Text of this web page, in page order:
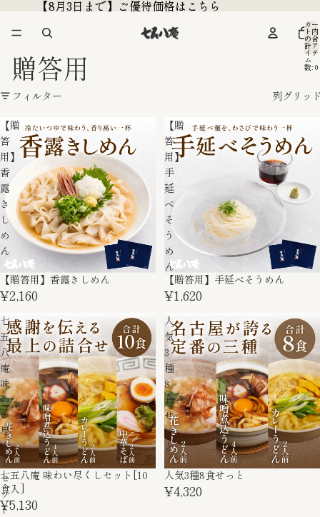
【8月3日まで】ご優待価格はこちら
【8月3日まで】ご優待価格はこちら
カー
ト内
の合
計ア
イテ
ム
数: 0
贈答用
フィルター 列グリッ
【贈
答
用】
香
露
き
し
め
ん
【贈答用】香露きしめん
¥2,160
【贈
答
用】
手
延
べ
そ
う
め
ん
【贈答用】手延べそうめん
¥1,620
七
五
八
庵
味
わ
い
尽
く
し
セ
ッ
ト
七五八庵 味わい尽くしセット[10
食入]
¥5,130
人
気
3
種
8
食
せ
っ
と
人気3種8食せっと
¥4,320